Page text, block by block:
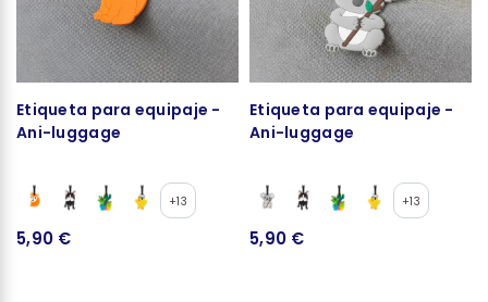
Etiqueta para equipaje -
Ani-luggage
+13
5,90 €
Etiqueta para equipaje -
Ani-luggage
+13
5,90 €